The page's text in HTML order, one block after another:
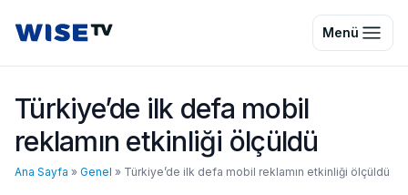
Wise TV Menü
Türkiye’de ilk defa mobil
reklamın etkinliği ölçüldü
Ana Sayfa » Genel » Türkiye’de ilk defa mobil reklamın etkinliği ölçüldü